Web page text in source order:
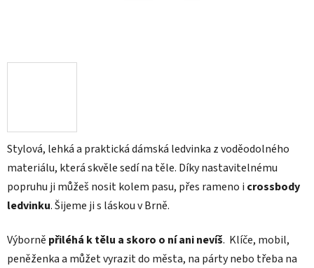
Stylová, lehká a praktická dámská ledvinka z voděodolného
materiálu, která skvěle sedí na těle. Díky nastavitelnému
popruhu ji můžeš nosit kolem pasu, přes rameno i crossbody
ledvinku. Šijeme ji s láskou v Brně.
Výborně přiléhá k tělu a skoro o ní ani nevíš. Klíče, mobil,
peněženka a můžet vyrazit do města, na párty nebo třeba na